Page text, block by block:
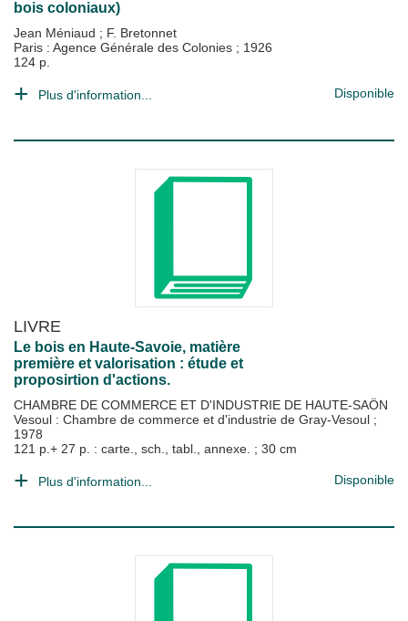
bois coloniaux)
Jean Méniaud ; F. Bretonnet
Paris : Agence Générale des Colonies ; 1926
124 p.
Plus d'information... Disponible
LIVRE
Le bois en Haute-Savoie, matière
première et valorisation : étude et
proposirtion d'actions.
CHAMBRE DE COMMERCE ET D'INDUSTRIE DE HAUTE-SAÖN
Vesoul : Chambre de commerce et d'industrie de Gray-Vesoul ;
1978
121 p.+ 27 p. : carte., sch., tabl., annexe. ; 30 cm
Plus d'information... Disponible